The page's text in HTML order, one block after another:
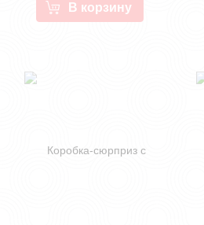
В корзину